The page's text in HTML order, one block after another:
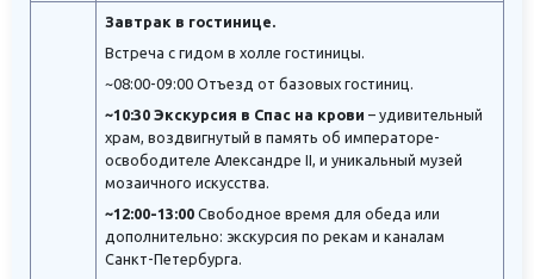
Завтрак в гостинице.
Встреча с гидом в холле гостиницы.
~08:00-09:00 Отъезд от базовых гостиниц.
~10:30 Экскурсия в Спас на крови – удивительный
храм, воздвигнутый в память об императоре-
освободителе Александре II, и уникальный музей
мозаичного искусства.
~12:00-13:00 Свободное время для обеда или
дополнительно: экскурсия по рекам и каналам
Санкт-Петербурга.